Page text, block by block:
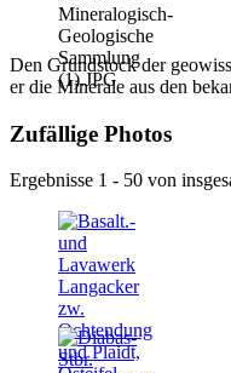
Den Grundstock der
er die Minerale aus den
Zufällige Photos
Ergebnisse 1 - 50 von